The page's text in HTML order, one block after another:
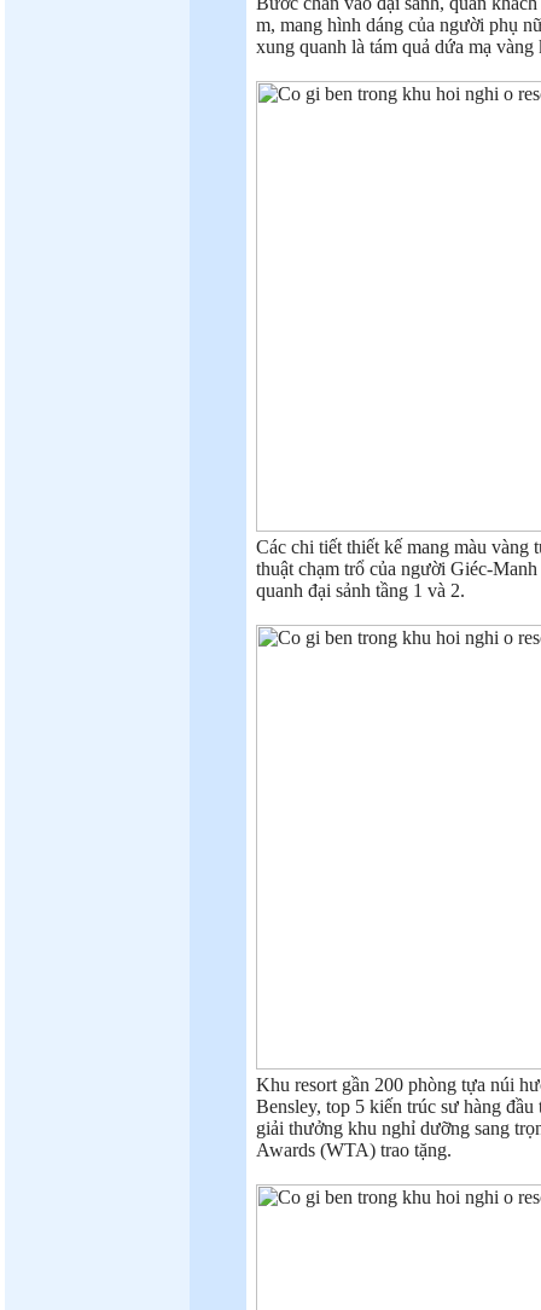
m, mang hình dáng của người phụ
xung quanh là tám quả dứa mạ vàng
Các chi tiết thiết kế mang màu vàng
thuật chạm trổ của người Giéc-
quanh đại sảnh tầng 1 và 2.
Khu resort gần 200 phòng tựa núi
Bensley, top 5 kiến trúc sư hàng
giải thưởng khu nghỉ dưỡng sang
Awards (WTA) trao tặng.